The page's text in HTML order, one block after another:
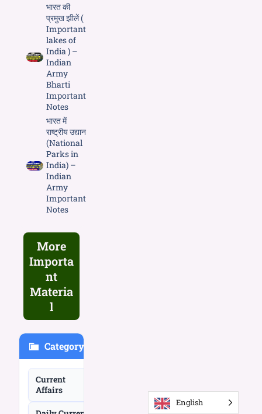
भारत की
प्रमुख झीलें (
Important
lakes of
India ) –
Indian
Army
Bharti
Important
Notes
भारत में
राष्ट्रीय उद्यान
(National
Parks in
India) –
Indian
Army
Important
Notes
More
Importa
nt
Materia
l
Category
Current
Affairs
English